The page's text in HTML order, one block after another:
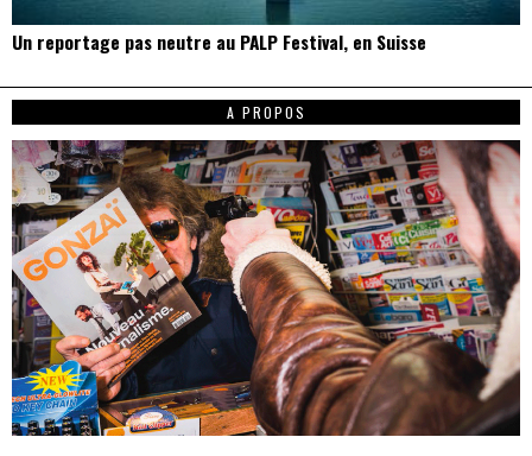
Un reportage pas neutre au PALP Festival, en Suisse
A PROPOS